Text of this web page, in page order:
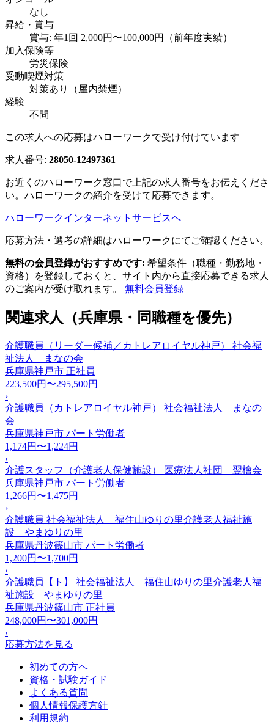
なし
昇給・賞与
賞与: 年1回 2,000円〜100,000円（前年度実績）
加入保険等
労災保険
受動喫煙対策
対策あり（屋内禁煙）
経験
不問
この求人への応募はハローワークで受け付けています
求人番号: 28050-12497361
お近くのハローワーク窓口で上記の求人番号をお伝えくださ
い。ハローワークの紹介を受けて応募できます。
ハローワークインターネットサービスへ
応募方法・選考の詳細はハローワークにてご確認ください。
無料の会員登録がおすすめです: 希望条件（職種・勤務地・
資格）を登録しておくと、サイト内から直接応募できる求人
のご案内が受け取れます。 無料会員登録
関連求人（兵庫県・同職種を優先）
介護職員（リーダー候補／カトレアロイヤル神戸） 社会福
祉法人 まなの会
兵庫県神戸市 正社員
223,500円〜295,500円
›
介護職員（カトレアロイヤル神戸） 社会福祉法人 まなの
会
兵庫県神戸市 パート労働者
1,174円〜1,224円
›
介護スタッフ（介護老人保健施設） 医療法人社団 翌檜会
兵庫県神戸市 パート労働者
1,266円〜1,475円
›
介護職員 社会福祉法人 福住山ゆりの里介護老人福祉施
設 やまゆりの里
兵庫県丹波篠山市 パート労働者
1,200円〜1,700円
›
介護職員【ト】 社会福祉法人 福住山ゆりの里介護老人福
祉施設 やまゆりの里
兵庫県丹波篠山市 正社員
248,000円〜301,000円
›
応募方法を見る
初めての方へ
資格・試験ガイド
よくある質問
個人情報保護方針
利用規約